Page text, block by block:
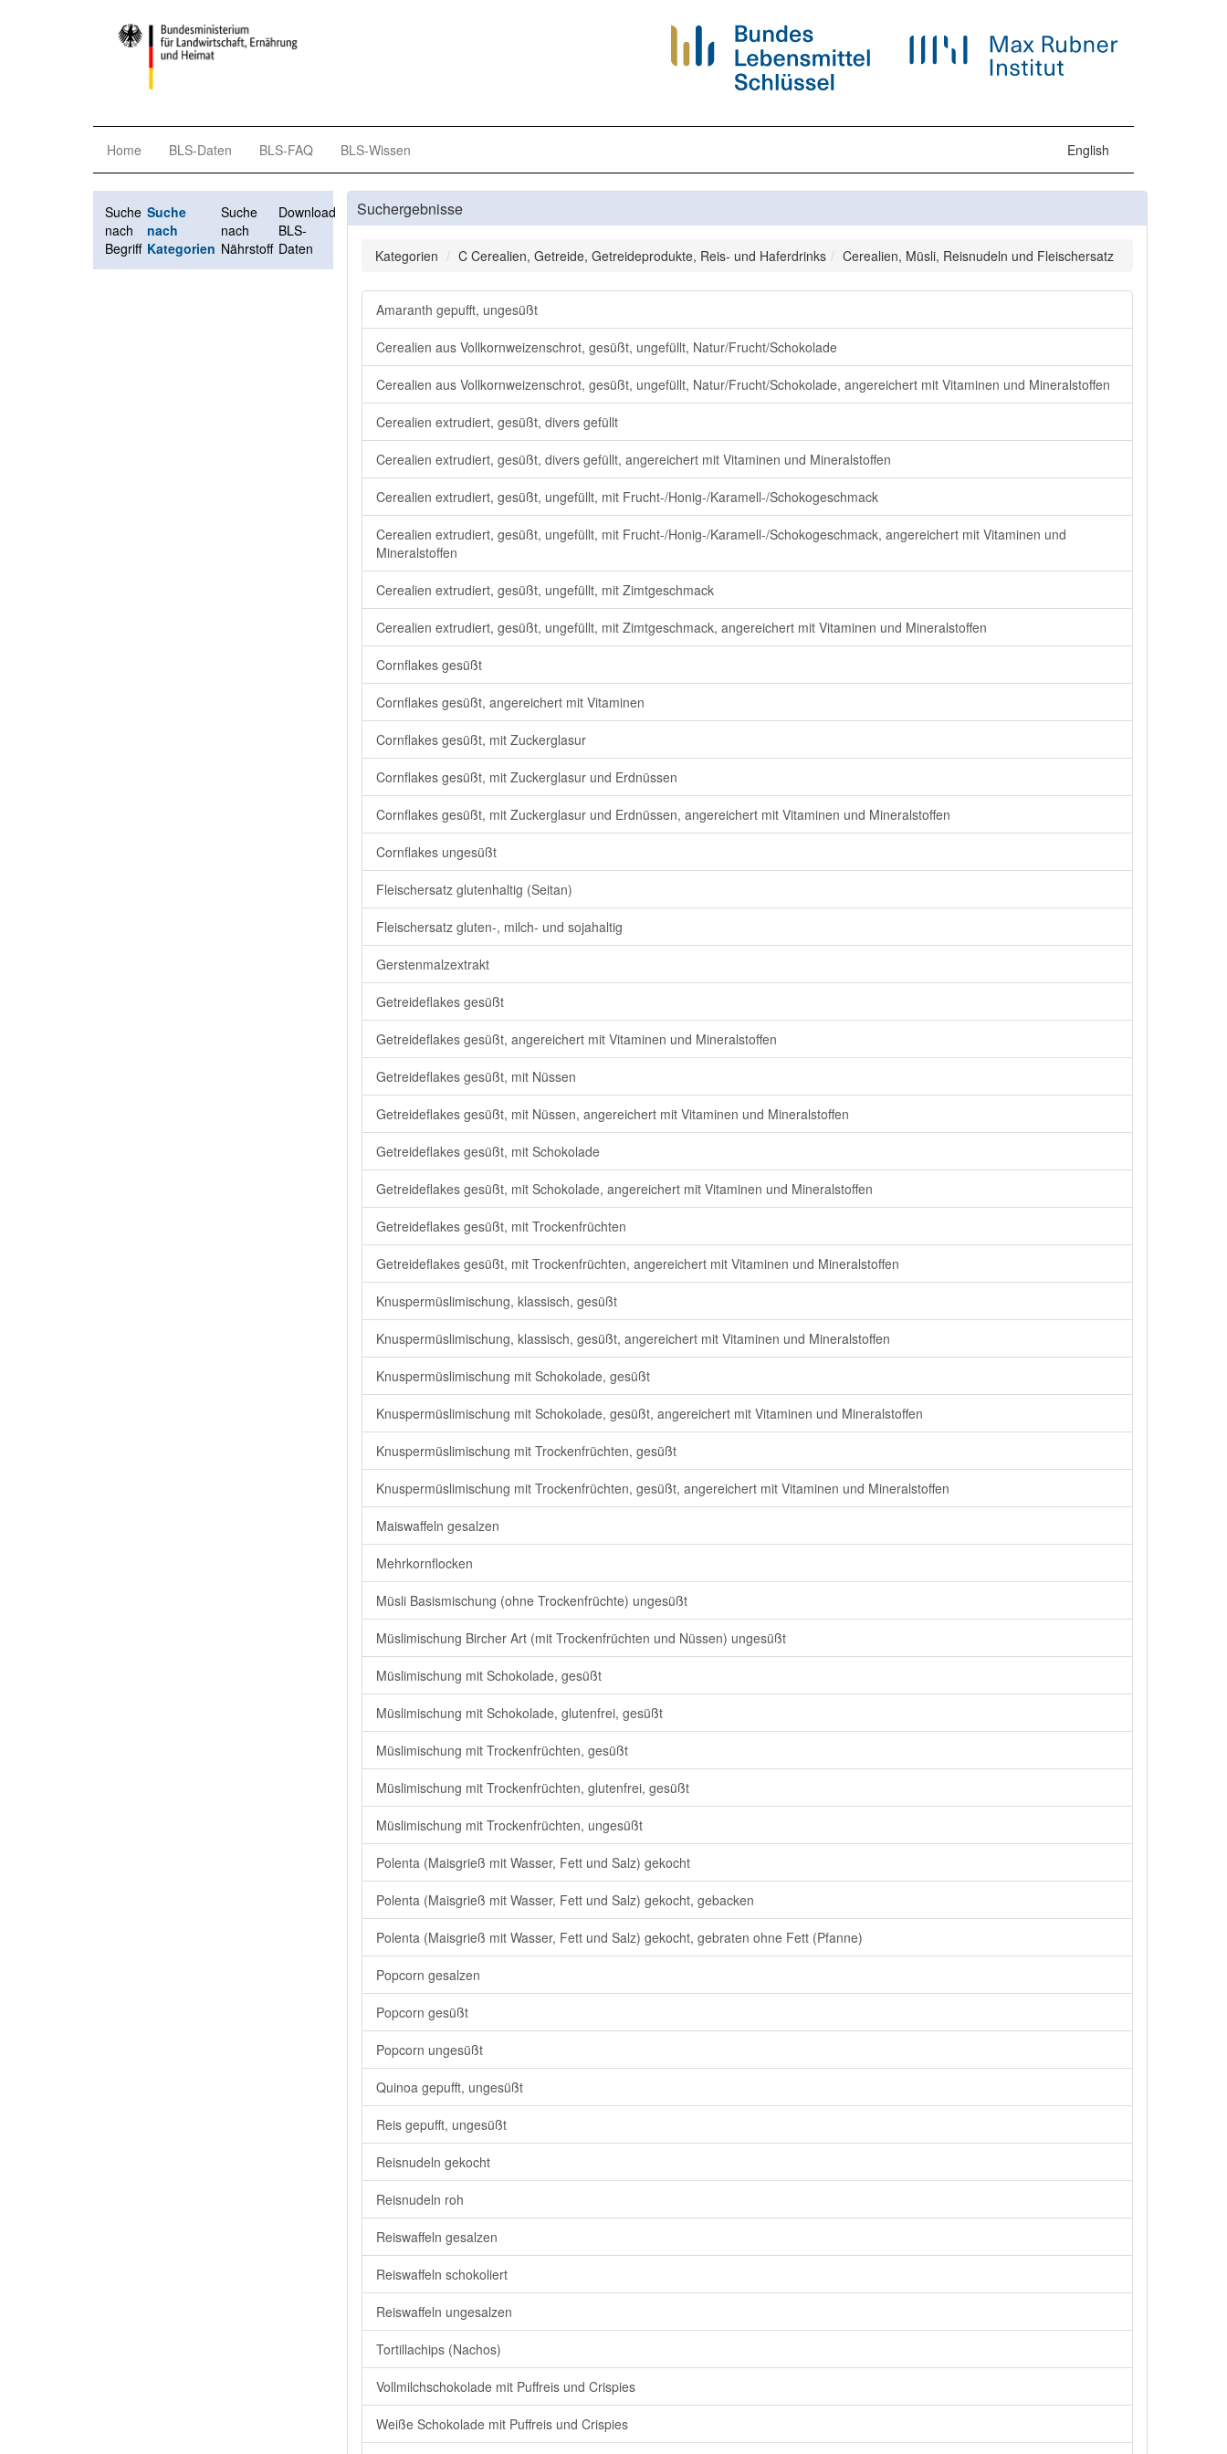
Home BLS-Daten BLS-FAQ BLS-Wissen English
Suche
nach
Begriff
Suche
nach
Kategorien
Suche
nach
Nährstoff
Download
BLS-
Daten
Suchergebnisse
Kategorien C Cerealien, Getreide, Getreideprodukte, Reis- und Haferdrinks Cerealien, Müsli, Reisnudeln und Fleischersatz
Amaranth gepufft, ungesüßt
Cerealien aus Vollkornweizenschrot, gesüßt, ungefüllt, Natur/Frucht/Schokolade
Cerealien aus Vollkornweizenschrot, gesüßt, ungefüllt, Natur/Frucht/Schokolade, angereichert mit Vitaminen und Mineralstoffen
Cerealien extrudiert, gesüßt, divers gefüllt
Cerealien extrudiert, gesüßt, divers gefüllt, angereichert mit Vitaminen und Mineralstoffen
Cerealien extrudiert, gesüßt, ungefüllt, mit Frucht-/Honig-/Karamell-/Schokogeschmack
Cerealien extrudiert, gesüßt, ungefüllt, mit Frucht-/Honig-/Karamell-/Schokogeschmack, angereichert mit Vitaminen und
Mineralstoffen
Cerealien extrudiert, gesüßt, ungefüllt, mit Zimtgeschmack
Cerealien extrudiert, gesüßt, ungefüllt, mit Zimtgeschmack, angereichert mit Vitaminen und Mineralstoffen
Cornflakes gesüßt
Cornflakes gesüßt, angereichert mit Vitaminen
Cornflakes gesüßt, mit Zuckerglasur
Cornflakes gesüßt, mit Zuckerglasur und Erdnüssen
Cornflakes gesüßt, mit Zuckerglasur und Erdnüssen, angereichert mit Vitaminen und Mineralstoffen
Cornflakes ungesüßt
Fleischersatz glutenhaltig (Seitan)
Fleischersatz gluten-, milch- und sojahaltig
Gerstenmalzextrakt
Getreideflakes gesüßt
Getreideflakes gesüßt, angereichert mit Vitaminen und Mineralstoffen
Getreideflakes gesüßt, mit Nüssen
Getreideflakes gesüßt, mit Nüssen, angereichert mit Vitaminen und Mineralstoffen
Getreideflakes gesüßt, mit Schokolade
Getreideflakes gesüßt, mit Schokolade, angereichert mit Vitaminen und Mineralstoffen
Getreideflakes gesüßt, mit Trockenfrüchten
Getreideflakes gesüßt, mit Trockenfrüchten, angereichert mit Vitaminen und Mineralstoffen
Knuspermüslimischung, klassisch, gesüßt
Knuspermüslimischung, klassisch, gesüßt, angereichert mit Vitaminen und Mineralstoffen
Knuspermüslimischung mit Schokolade, gesüßt
Knuspermüslimischung mit Schokolade, gesüßt, angereichert mit Vitaminen und Mineralstoffen
Knuspermüslimischung mit Trockenfrüchten, gesüßt
Knuspermüslimischung mit Trockenfrüchten, gesüßt, angereichert mit Vitaminen und Mineralstoffen
Maiswaffeln gesalzen
Mehrkornflocken
Müsli Basismischung (ohne Trockenfrüchte) ungesüßt
Müslimischung Bircher Art (mit Trockenfrüchten und Nüssen) ungesüßt
Müslimischung mit Schokolade, gesüßt
Müslimischung mit Schokolade, glutenfrei, gesüßt
Müslimischung mit Trockenfrüchten, gesüßt
Müslimischung mit Trockenfrüchten, glutenfrei, gesüßt
Müslimischung mit Trockenfrüchten, ungesüßt
Polenta (Maisgrieß mit Wasser, Fett und Salz) gekocht
Polenta (Maisgrieß mit Wasser, Fett und Salz) gekocht, gebacken
Polenta (Maisgrieß mit Wasser, Fett und Salz) gekocht, gebraten ohne Fett (Pfanne)
Popcorn gesalzen
Popcorn gesüßt
Popcorn ungesüßt
Quinoa gepufft, ungesüßt
Reis gepufft, ungesüßt
Reisnudeln gekocht
Reisnudeln roh
Reiswaffeln gesalzen
Reiswaffeln schokoliert
Reiswaffeln ungesalzen
Tortillachips (Nachos)
Vollmilchschokolade mit Puffreis und Crispies
Weiße Schokolade mit Puffreis und Crispies